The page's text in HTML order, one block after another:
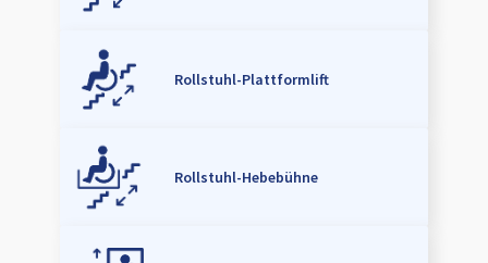
Rollstuhl-Plattformlift
Rollstuhl-Hebebühne